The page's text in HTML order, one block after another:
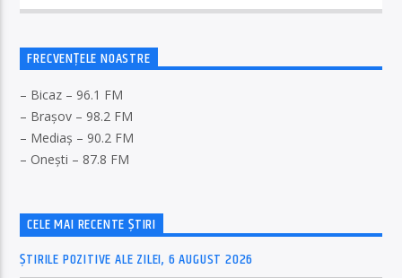
FRECVENȚELE NOASTRE
– Bicaz – 96.1 FM
– Brașov – 98.2 FM
– Mediaș – 90.2 FM
– Onești – 87.8 FM
CELE MAI RECENTE ȘTIRI
ȘTIRILE POZITIVE ALE ZILEI, 6 AUGUST 2026